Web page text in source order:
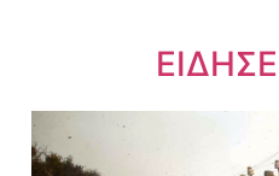
Dnews.gr